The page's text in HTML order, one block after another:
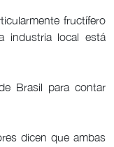
fructífero
industria local está
Brasil para contar
dicen que ambas